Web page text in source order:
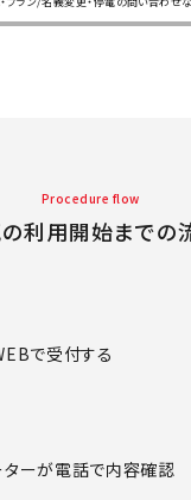
Procedure flow
利用開始までの
で受付する
ーが電話で内容確認